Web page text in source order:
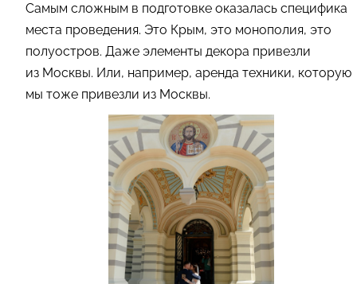
Самым сложным в подготовке оказалась специфика
места проведения. Это Крым, это монополия, это
полуостров. Даже элементы декора привезли
из Москвы. Или, например, аренда техники, которую
мы тоже привезли из Москвы.